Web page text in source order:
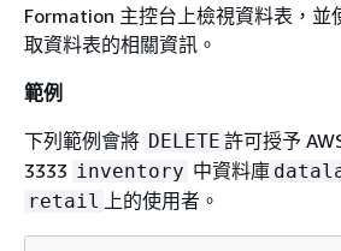
Formation 主控台上檢視資料表，並
取資料表的相關資訊。
範例
下列範例會將 DELETE 許可授予
3333 inventory 中資料庫
retail 上的使用者。